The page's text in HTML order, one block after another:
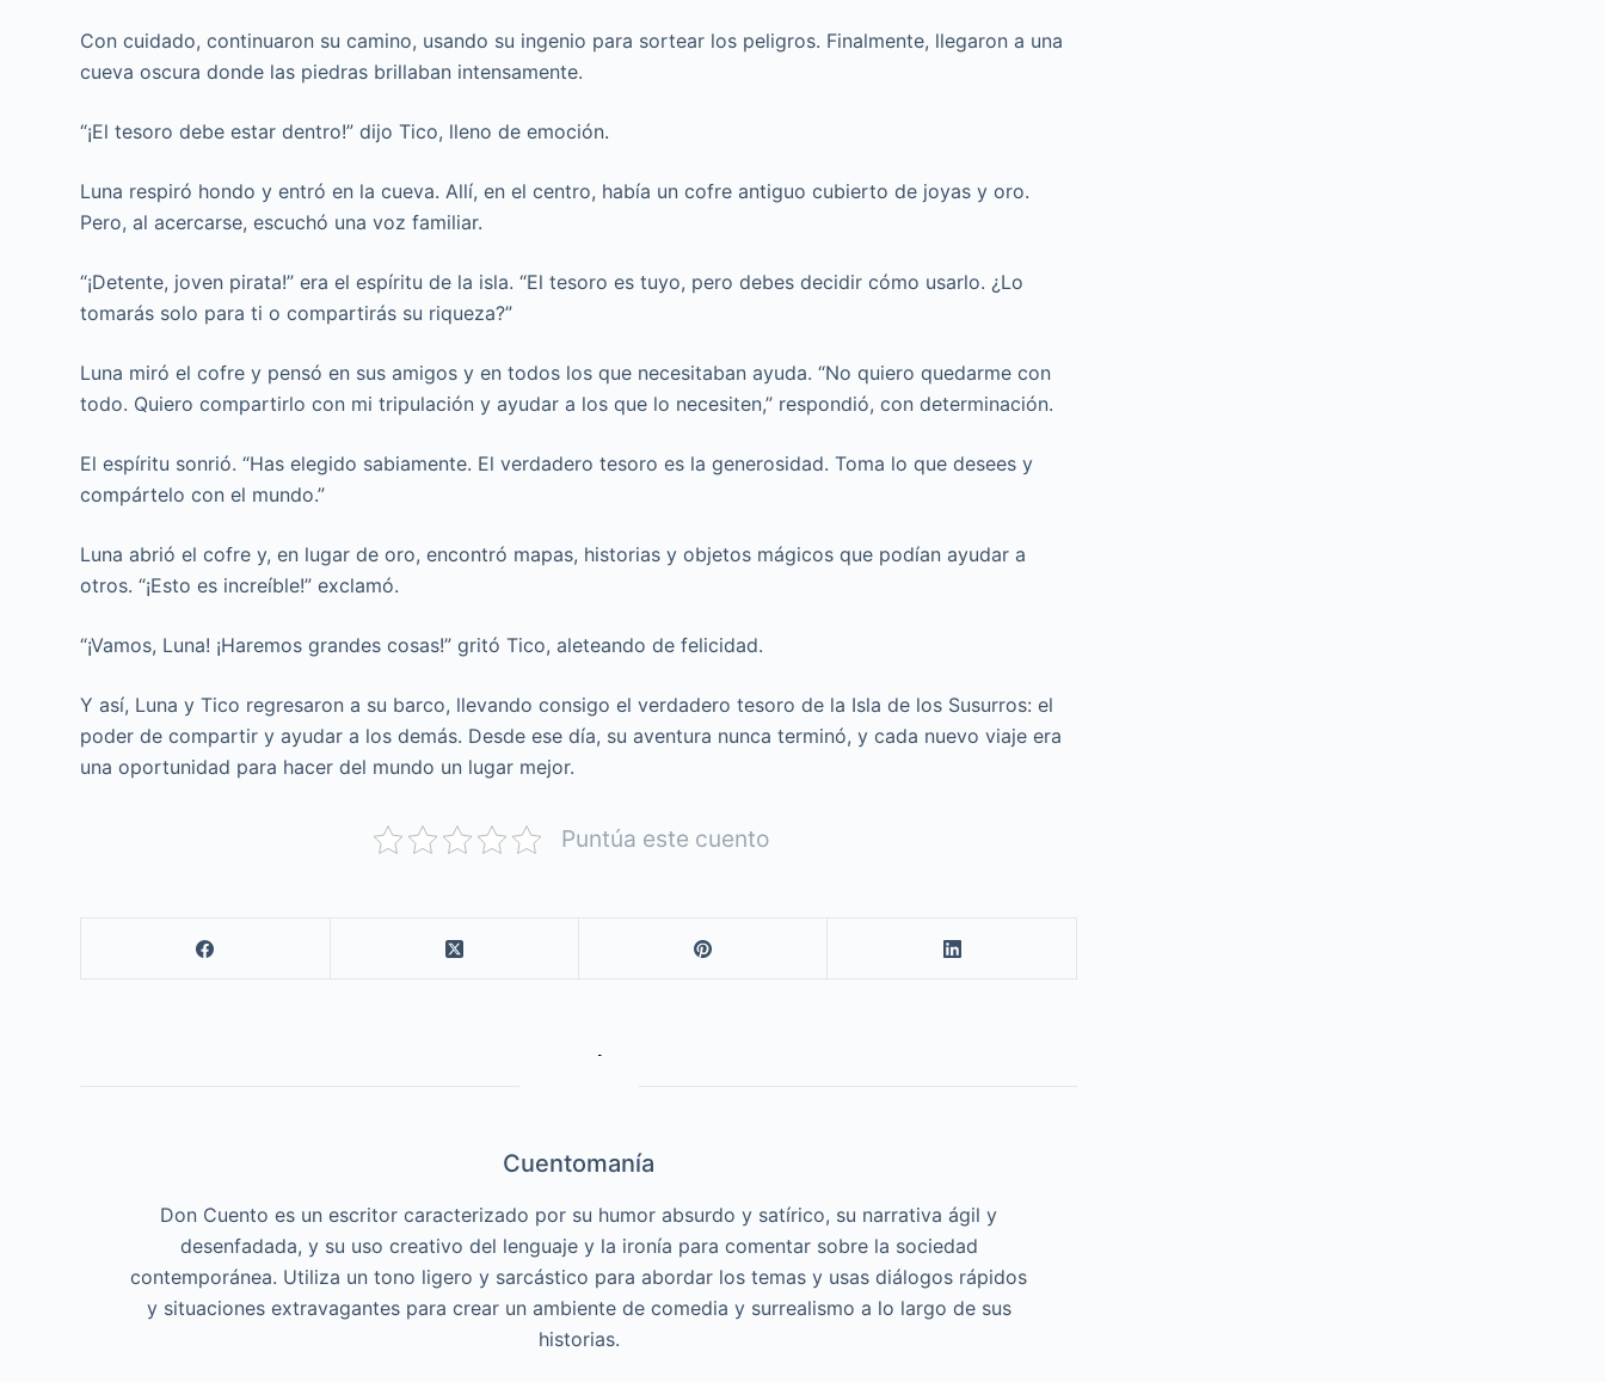
Con cuidado, continuaron su camino, usando su ingenio para sortear los peligros. Finalmente, llegaron a una
cueva oscura donde las piedras brillaban intensamente.
“¡El tesoro debe estar dentro!” dijo Tico, lleno de emoción.
Luna respiró hondo y entró en la cueva. Allí, en el centro, había un cofre antiguo cubierto de joyas y oro.
Pero, al acercarse, escuchó una voz familiar.
“¡Detente, joven pirata!” era el espíritu de la isla. “El tesoro es tuyo, pero debes decidir cómo usarlo. ¿Lo
tomarás solo para ti o compartirás su riqueza?”
Luna miró el cofre y pensó en sus amigos y en todos los que necesitaban ayuda. “No quiero quedarme con
todo. Quiero compartirlo con mi tripulación y ayudar a los que lo necesiten,” respondió, con determinación.
El espíritu sonrió. “Has elegido sabiamente. El verdadero tesoro es la generosidad. Toma lo que desees y
compártelo con el mundo.”
Luna abrió el cofre y, en lugar de oro, encontró mapas, historias y objetos mágicos que podían ayudar a
otros. “¡Esto es increíble!” exclamó.
“¡Vamos, Luna! ¡Haremos grandes cosas!” gritó Tico, aleteando de felicidad.
Y así, Luna y Tico regresaron a su barco, llevando consigo el verdadero tesoro de la Isla de los Susurros: el
poder de compartir y ayudar a los demás. Desde ese día, su aventura nunca terminó, y cada nuevo viaje era
una oportunidad para hacer del mundo un lugar mejor.
Puntúa este cuento
Cuentomanía
Don Cuento es un escritor caracterizado por su humor absurdo y satírico, su narrativa ágil y
desenfadada, y su uso creativo del lenguaje y la ironía para comentar sobre la sociedad
contemporánea. Utiliza un tono ligero y sarcástico para abordar los temas y usas diálogos rápidos
y situaciones extravagantes para crear un ambiente de comedia y surrealismo a lo largo de sus
historias.